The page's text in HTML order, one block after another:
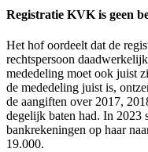
Registratie KVK is geen
Het hof oordeelt dat de
rechtspersoon
mededeling moet ook juist
de mededeling juist is,
de aangiften over 2017,
degelijk baten had. In 2023
bankrekeningen op haar
19.000.